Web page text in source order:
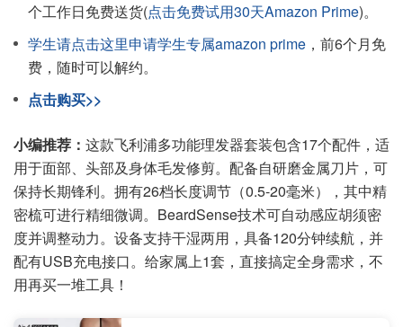
个工作日免费送货(点击免费试用30天Amazon Prime)。
学生请点击这里申请学生专属amazon prime ，前6个月免
费，随时可以解约。
点击购买>>
小编推荐： 这款飞利浦多功能理发器套装包含17个配件，适
用于面部、头部及身体毛发修剪。配备自研磨金属刀片，可
保持长期锋利。拥有26档长度调节（0.5-20毫米），其中精
密梳可进行精细微调。BeardSense技术可自动感应胡须密
度并调整动力。设备支持干湿两用，具备120分钟续航，并
配有USB充电接口。给家属上1套，直接搞定全身需求，不
用再买一堆工具！